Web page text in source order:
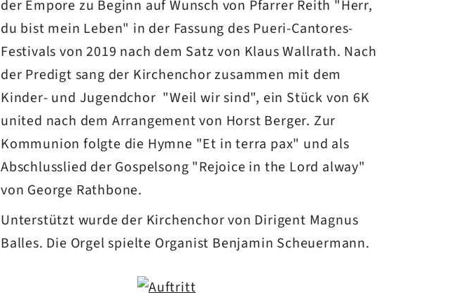
der Empore zu Beginn auf Wunsch von Pfarrer Reith "Herr,
du bist mein Leben" in der Fassung des Pueri-Cantores-
Festivals von 2019 nach dem Satz von Klaus Wallrath. Nach
der Predigt sang der Kirchenchor zusammen mit dem
Kinder- und Jugendchor "Weil wir sind", ein Stück von 6K
united nach dem Arrangement von Horst Berger. Zur
Kommunion folgte die Hymne "Et in terra pax" und als
Abschlusslied der Gospelsong "Rejoice in the Lord alway"
von George Rathbone.
Unterstützt wurde der Kirchenchor von Dirigent Magnus
Balles. Die Orgel spielte Organist Benjamin Scheuermann.